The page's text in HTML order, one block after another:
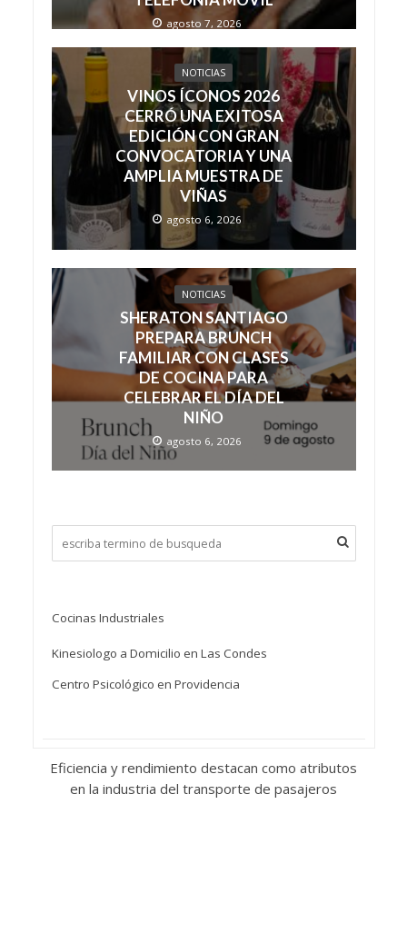
agosto 7, 2026
NOTICIAS
VINOS ÍCONOS 2026
CERRÓ UNA EXITOSA
EDICIÓN CON GRAN
CONVOCATORIA Y UNA
AMPLIA MUESTRA DE
VIÑAS
agosto 6, 2026
NOTICIAS
SHERATON SANTIAGO
PREPARA BRUNCH
FAMILIAR CON CLASES
DE COCINA PARA
CELEBRAR EL DÍA DEL
NIÑO
agosto 6, 2026
Cocinas Industriales
Kinesiologo a Domicilio en Las Condes
Centro Psicológico en Providencia
Eficiencia y rendimiento destacan como atributos
en la industria del transporte de pasajeros